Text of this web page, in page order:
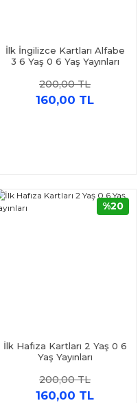
İlk İngilizce Kartları Alfabe
3 6 Yaş 0 6 Yaş Yayınları
200,00 TL
160,00 TL
İlk Hafıza Kartları 2 Yaş 0 6
Yaş Yayınları
200,00 TL
160,00 TL
%20